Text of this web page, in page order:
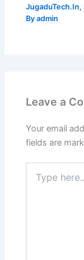
JugaduTech.In,
Byadmin
Leave a
Your email
fields are
here..